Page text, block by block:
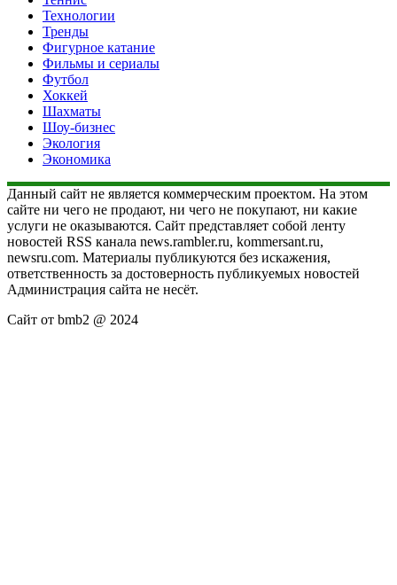
Технологии
Тренды
Фигурное катание
Фильмы и сериалы
Футбол
Хоккей
Шахматы
Шоу-бизнес
Экология
Экономика
Данный сайт не является коммерческим проектом. На этом
сайте ни чего не продают, ни чего не покупают, ни какие
услуги не оказываются. Сайт представляет собой ленту
новостей RSS канала news.rambler.ru, kommersant.ru,
newsru.com. Материалы публикуются без искажения,
ответственность за достоверность публикуемых новостей
Администрация сайта не несёт.
Сайт от bmb2 @ 2024